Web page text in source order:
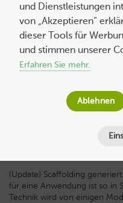
Was ist
programming?
Wolf-Dieter Fiege am6.
Minuten
(Update) Scaffolding
für eine Anwendung ist so in
Technik wird von einigen
und Dienstleistungen
von „Akzeptieren“
dieser Tools für
und stimmen unserer
Erfahren Sie mehr.
Ablehnen